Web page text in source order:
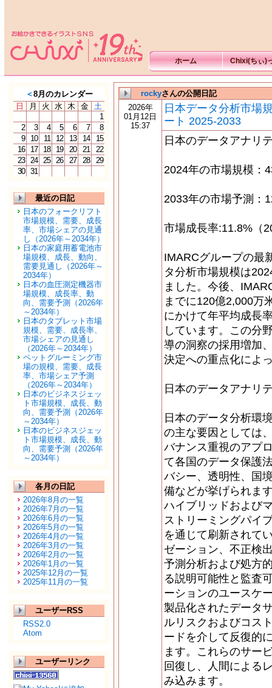
ホーム Chixi(ちぃ)
＜8月のカレンダー
日
月 火 水 木 金 土
1
2
3 4 5 6 7
8
9
10 11 12 13 14
15
16
17 18 19 20 21
22
23 24 25 26 27 28
29
30 31
最近の日記
日本のフォークリフト
市場規模、需要、成長
率、市場シェアの見通
し（2026年～2034年）
日本の家庭用蓄電池市
場規模、成長、動向、
需要見通し（2026年～
2034年）
日本の血圧測定機器市
場規模、成長率、動
向、需要予測（2026年
～2034年）
日本のタブレット市場
規模、需要、成長率、
市場シェアの見通し
（2026年～2034年）
ペットグルーミング市
場の規模、需要、成長
率、市場シェア予測
（2026年～2034年）
日本のビジネスジェッ
ト市場規模、成長、動
向、需要予測（2026年
～2034年）
日本のビジネスジェッ
ト市場規模、成長、動
向、需要予測（2026年
～2034年）
各月の日記
2026年8月の一覧
2026年7月の一覧
2026年6月の一覧
2026年5月の一覧
2026年4月の一覧
2026年3月の一覧
2026年2月の一覧
2026年1月の一覧
2025年12月の一覧
2025年11月の一覧
ユーザーRSS
RSS2.0
Atom
ユーザーリンク
rockyさんの公開日記
2026年
01月12日
15:37
日本データ分析市場
ート 2025-2033
日本のデータアナリ
2024年の市場規模：
2033年の市場予測：
市場成長率:11.8%（
IMARCグループの最
タ分析市場規模は
ました。今後、
までに120億2,000万
にかけて年平均成長
しています。この分
導の洞察の採用増加
決定への重点化によ
日本のデータアナリ
日本のデータ分析環
の主な要因としては
バナンス重視のアプ
て各国のデータ保護
バシー、透明性、国
備などが挙げられま
ハイブリッドおよび
ストリーミングパイ
を通じて刷新されて
ゼーション、不正検
予測分析および処方
る説明可能性と監査
ーションのユースケ
製品化されたデータ
ルリスクおよびコス
ードを介して反復的
ます。これらのサー
回復し、人間による
み込みます。